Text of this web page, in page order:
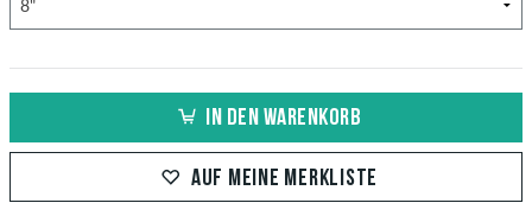
IN DEN WARENKORB
AUF MEINE MERKLISTE